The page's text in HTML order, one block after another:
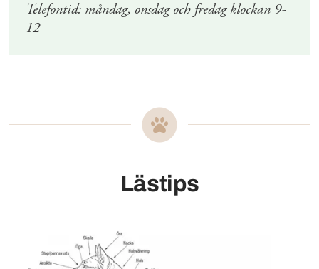
Telefontid: måndag, onsdag och fredag klockan 9-
12
Lästips